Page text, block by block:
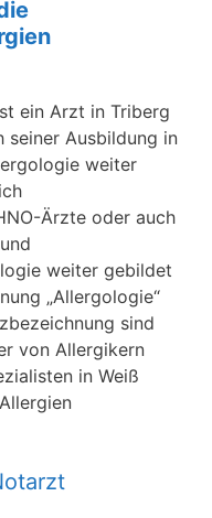
ein Arzt in Triberg
seiner Ausbildung in
weiter
Ärzte oder auch
weiter gebildet
„Allergologie“
sind
von Allergikern
in Weiß